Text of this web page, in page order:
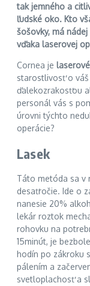
tak jemného a
ľudské oko. Kto
šošovky, má n
vďaka laserovej
Cornea je
starostlivosť o
ďalekozrakosťou
personál vás s
úrovni týchto
operácie?
Lasek
Táto metóda sa v
desaťročie. Ide o
nanesie 20%
lekár roztok
rohovku na
15minút, je
hodín po zákroku
pálením a
svetloplachosť a